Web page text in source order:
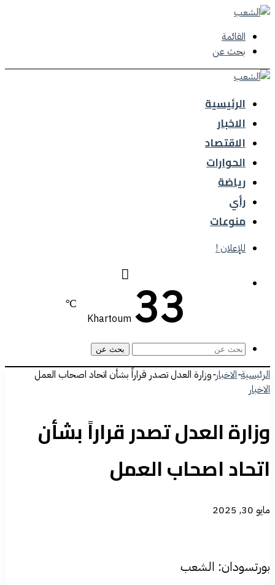
القائمة
بحث عن
الرئيسية
الاخبار
الاقتصاد
الحوارات
رياضة
رأي
منوعات
للإعلان !
Khartoum 33
℃
بحث عن
الرئيسية-الاخبار-وزارة العدل تصدر قراراً بشأن اتحاد اصحاب العمل
الاخبار
وزارة العدل تصدر قراراً بشأن
اتحاد اصحاب العمل
مايو 30, 2025
بورتسودان: الشعب